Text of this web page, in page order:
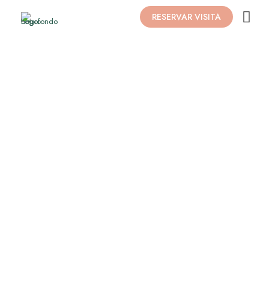
RESERVAR VISITA